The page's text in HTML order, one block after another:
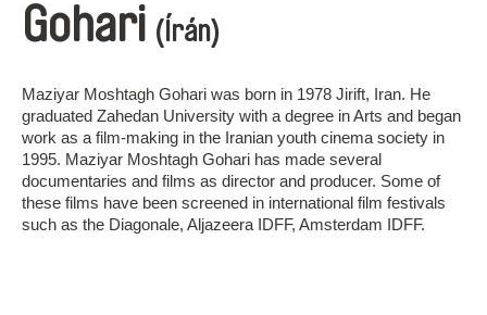
Gohari (Írán)
Maziyar Moshtagh Gohari was born in 1978 Jirift, Iran. He
graduated Zahedan University with a degree in Arts and began
work as a film-making in the Iranian youth cinema society in
1995. Maziyar Moshtagh Gohari has made several
documentaries and films as director and producer. Some of
these films have been screened in international film festivals
such as the Diagonale, Aljazeera IDFF, Amsterdam IDFF.